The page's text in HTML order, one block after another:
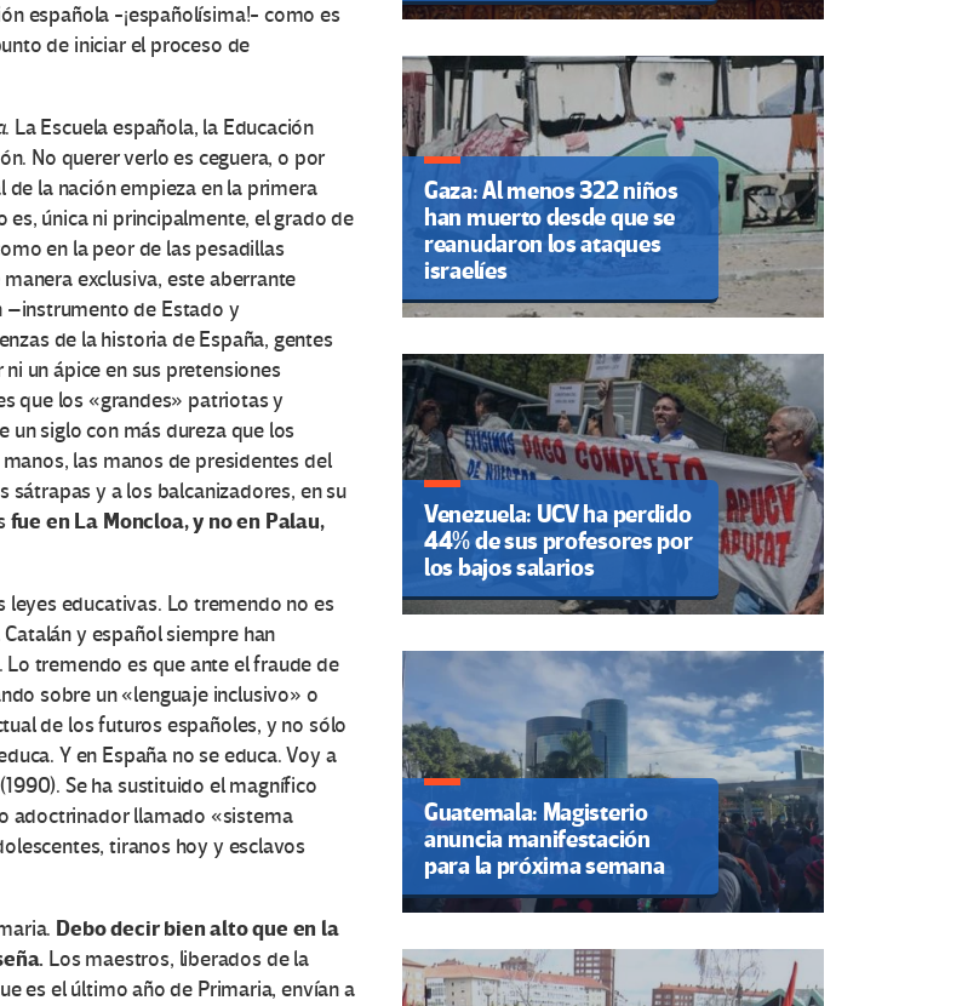
española -¡españolísima!- como es
de iniciar el proceso de
. La Escuela española, la Educación
No querer verlo es ceguera, o por
la nación empieza en la primera
es, única ni principalmente, el grado de
en la peor de las pesadillas
exclusiva, este aberrante
–instrumento de Estado y
de la historia de España, gentes
un ápice en sus pretensiones
que los «grandes» patriotas y
un siglo con más dureza que los
las manos de presidentes del
y a los balcanizadores, en su
fue en La Moncloa, y no en Palau,
educativas. Lo tremendo no es
y español siempre han
tremendo es que ante el fraude de
sobre un «lenguaje inclusivo» o
de los futuros españoles, y no sólo
Y en España no se educa. Voy a
Se ha sustituido el magnífico
adoctrinador llamado «sistema
tiranos hoy y esclavos
Debo decir bien alto que en la
Los maestros, liberados de la
es el último año de Primaria, envían a
Gaza: Al menos 322 niños
han muerto desde que se
reanudaron los ataques
israelíes
Venezuela: UCV ha perdido
44% de sus profesores por
los bajos salarios
Guatemala: Magisterio
anuncia manifestación
para la próxima semana